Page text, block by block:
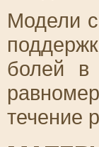
Модели
болей в
течение